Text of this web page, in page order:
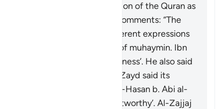
Concerning the description of the Quran as
“guardian”, Ibn ‘Atiyyah comments: “The
exegetes have used different expressions
to capture the meaning of muhaymin. Ibn
ʿAbbas said it means ‘witness’. He also said
it means ‘entrusted’. Ibn Zayd said its
meaning is ‘confirmer’. Al-Hasan b. Abi al-
Hasan said it means ‘trustworthy’. Al-Zajjaj